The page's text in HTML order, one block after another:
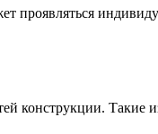
проявляться
конструкции.